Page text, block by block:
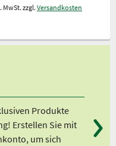
MwSt. zzgl. Versandkosten
Produkte
Erstellen Sie mit
um sich
Ab